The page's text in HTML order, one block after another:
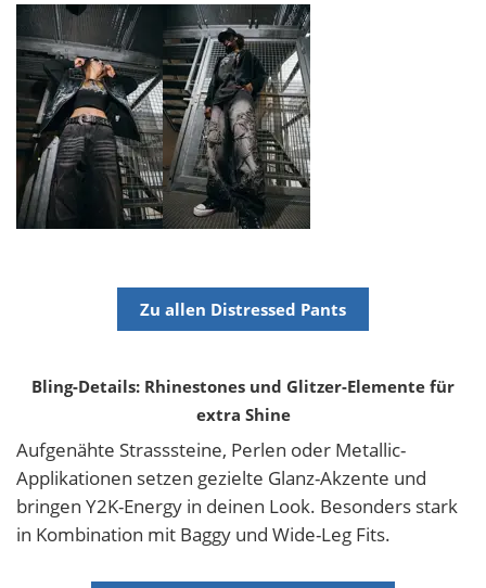
Zu allen Distressed Pants
Bling-Details: Rhinestones und Glitzer-Elemente für
extra Shine
Aufgenähte Strasssteine, Perlen oder Metallic-
Applikationen setzen gezielte Glanz-Akzente und
bringen Y2K-Energy in deinen Look. Besonders stark
in Kombination mit Baggy und Wide-Leg Fits.